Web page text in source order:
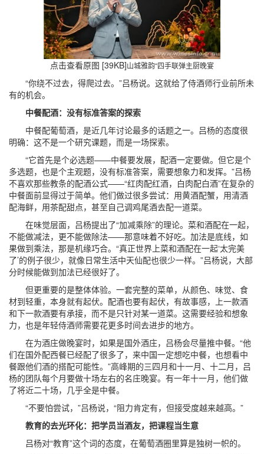
点击查看原图 [39KB]山城雅韵“四手联弹主厨晚宴
“你绕不过去，得爬过去。”吕杨说。这就给了侍酒师行业前所未
有的机会。
中餐配酒：没有标准答案的探索
中餐配葡萄酒，是近几年讨论最多的话题之一。吕杨的态度很
明确：这不是一个研究课题，而是一场探索。
“它首先是个必选题——中餐要发展，配酒一定要做。但它是个
多选题，也是个主观题，没有标准答案，需要想象力和发挥。”吕杨
不喜欢那些教条的配酒公式——“红肉配红酒，白肉配白酒”在复杂的
中餐面前显得过于简单。他们做过很多尝试：用黄酒配蟹，用清酒
配海鲜，用茶配甜点，甚至自己调鸡尾酒去配一道菜。
在味觉层面，吕杨提出了“加减乘除”的理论。菜和酒配在一起，
不能做减法，更不能做除法——那意味着不好吃。加法是底线，如
果做到乘法，那是机缘巧合。“真正世界上菜和酒配在一起‘太完美
了’的例子很少，就像日常生活中天仙配也很少一样。”吕杨说，大部
分时候能做到加法已经很好了。
但更重要的是整体体验。一套完整的菜单，从颜色、味觉、食
材到轻重，本身就有起伏。配酒也要有起伏，有故事感，上一款酒
和下一款酒要有承接，而不是只针对某一道菜。这需要经验和想象
力，也是年轻侍酒师需要花更多时间去进步的地方。
在为酒庄做晚宴时，如果是国外酒庄，吕杨会尽量推中餐。“他
们在国外配西餐已经配了很多了，来中国一定想吃中餐，也想看中
餐跟他们酒的搭配可能性。”高峰期的三四月和十一月、十二月，吕
杨的团队每个月要做十场左右的名庄晚宴。有一年十一月，他们做
了将近二十场，几乎全是中餐。
“不要怕尝试，”吕杨说，“阻力肯定有，但接受度越来越高。”
教育的去光环化：把学员当酒友，把课程当生意
吕杨对“教育”这个词的态度，在葡萄酒圈里算是独树一帜的。